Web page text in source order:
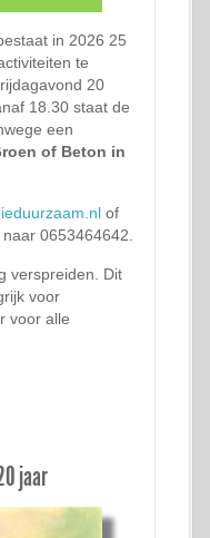
in 2026 25
te
20
18.30 staat de
een
of Beton in
of
0653464642.
verspreiden. Dit
voor
voor alle
jaar